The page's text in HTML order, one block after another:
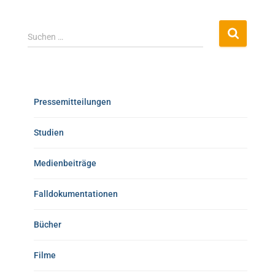
Suchen …
Pressemitteilungen
Studien
Medienbeiträge
Falldokumentationen
Bücher
Filme